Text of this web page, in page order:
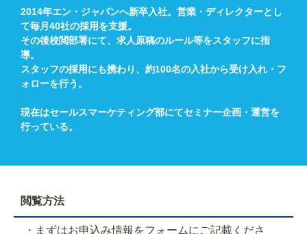
2014年エン・ジャパンへ新卒入社。営業・ディレクターとし
て毎月40社の採用を支援。
その後校閲部署にて、求人原稿のルール等をスタッフに指
導。
スタッフの採用にも携わり、約100名の入社から受け入れ・フ
ォローを行う。
現在はセールスマーケティング部にてセミナー企画・運営を
行っている。
閲覧方法
・まずはお申込み情報をフォームにご記載くださ